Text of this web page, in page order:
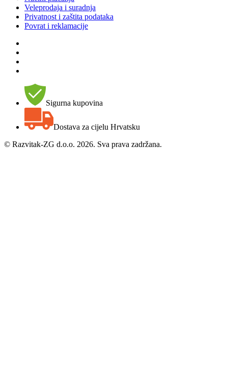
Veleprodaja i suradnja
Privatnost i zaštita podataka
Povrat i reklamacije
Sigurna kupovina
Dostava za cijelu Hrvatsku
© Razvitak-ZG d.o.o. 2026. Sva prava zadržana.